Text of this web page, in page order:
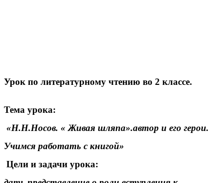
Урок по литературному чтению во 2 классе.
Тема урока:
«Н.Н.Носов. « Живая шляпа».автор и его герои.
Учимся работать с книгой»
Цели и задачи урока: